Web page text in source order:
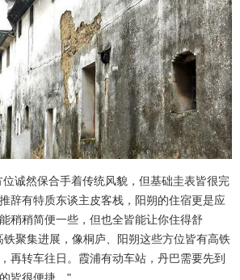
诚然保合手着传统风貌，但基础圭表皆很完
辞有特质东谈主皮客栈，阳朔的住宿更是应
稍稍简便一些，但也全皆能让你住得舒
聚集进展，像桐庐、阳朔这些方位皆有高铁
再转车往日。霞浦有动车站，丹巴需要先到
皆很便捷。"